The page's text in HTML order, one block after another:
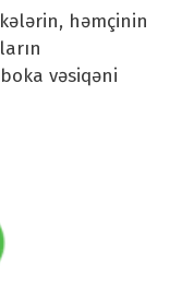
həmçinin
vəsiqəni